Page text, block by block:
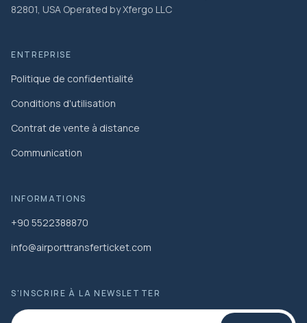
82801, USA Operated by Xfergo LLC
ENTREPRISE
Politique de confidentialité
Conditions d'utilisation
Contrat de vente à distance
Communication
INFORMATIONS
+90 5522388870
info@airporttransferticket.com
S'INSCRIRE À LA NEWSLETTER